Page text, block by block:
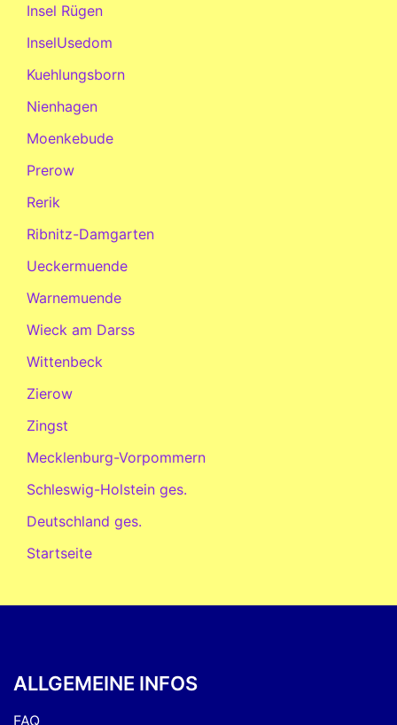
Insel Rügen
InselUsedom
Kuehlungsborn
Nienhagen
Moenkebude
Prerow
Rerik
Ribnitz-Damgarten
Ueckermuende
Warnemuende
Wieck am Darss
Wittenbeck
Zierow
Zingst
Mecklenburg-Vorpommern
Schleswig-Holstein ges.
Deutschland ges.
Startseite
ALLGEMEINE INFOS
FAQ